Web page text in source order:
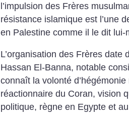
l’impulsion des Frères
résistance islamique est l’une
en Palestine comme il le dit lui-
L’organisation des Frères date
Hassan El-Banna, notable
connaît la volonté
réactionnaire du Coran, vision
politique, règne en Egypte et